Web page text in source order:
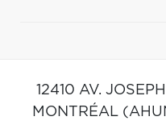
12410 AV.
MONTRÉAL